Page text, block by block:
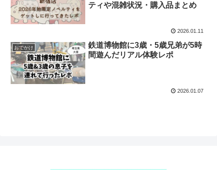
ティや混雑状況・購入品まとめ
2026.01.11
おでかけ
鉄道博物館に3歳・5歳兄弟が5時
間遊んだリアル体験レポ
2026.01.07